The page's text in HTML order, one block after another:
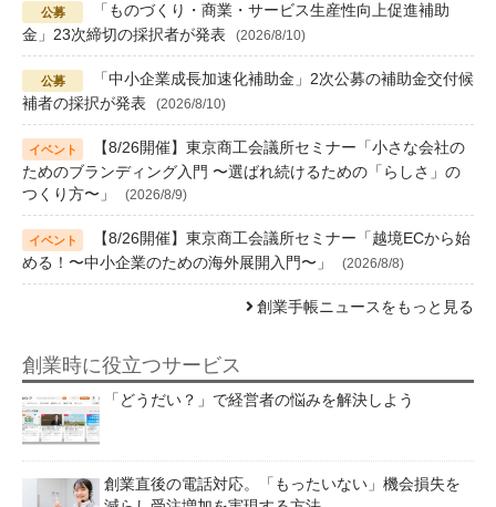
「ものづくり・商業・サービス生産性向上促進補助
金」23次締切の採択者が発表
(2026/8/10)
「中小企業成長加速化補助金」2次公募の補助金交付候
補者の採択が発表
(2026/8/10)
【8/26開催】東京商工会議所セミナー「小さな会社の
ためのブランディング入門 〜選ばれ続けるための「らしさ」の
つくり方〜」
(2026/8/9)
【8/26開催】東京商工会議所セミナー「越境ECから始
める！〜中小企業のための海外展開入門〜」
(2026/8/8)
創業手帳ニュースをもっと見る
創業時に役立つサービス
「どうだい？」で経営者の悩みを解決しよう
創業直後の電話対応。「もったいない」機会損失を